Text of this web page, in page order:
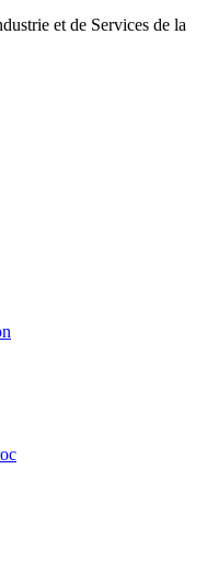
et de Services de la